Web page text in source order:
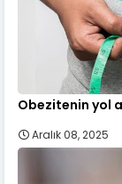
Obezitenin yol
Aralık 08, 2025